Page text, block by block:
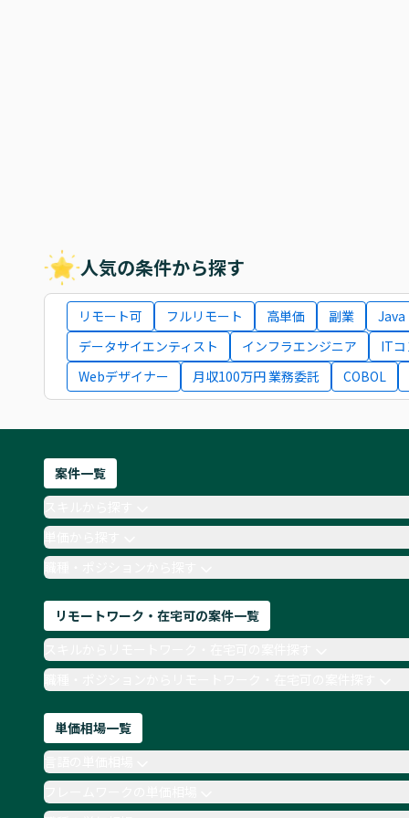
人気の条件から探す
リモート可 フルリモート 高単価 副業
Java
データサイエンティスト
インフラエンジニア
IT
Webデザイナー
月収100万円 業務委託 COBOL
案件一覧
単価から探す
職種・ポジションから探す
リモートワーク・在宅可の案件一覧
職種・ポジションからリモートワーク・在宅可の案件探す
単価相場一覧